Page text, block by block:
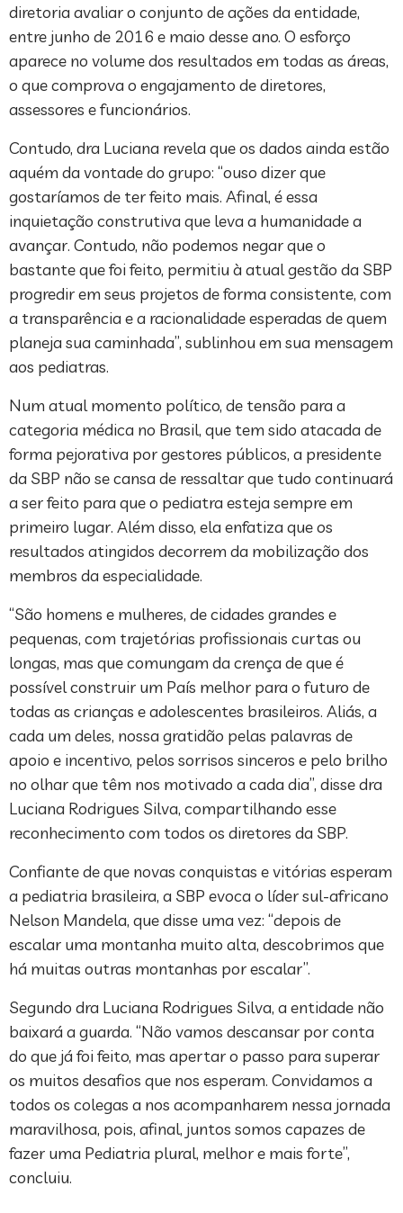
diretoria avaliar o conjunto de ações da entidade,
entre junho de 2016 e maio desse ano. O esforço
aparece no volume dos resultados em todas as áreas,
o que comprova o engajamento de diretores,
assessores e funcionários.
Contudo, dra Luciana revela que os dados ainda estão
aquém da vontade do grupo: “ouso dizer que
gostaríamos de ter feito mais. Afinal, é essa
inquietação construtiva que leva a humanidade a
avançar. Contudo, não podemos negar que o
bastante que foi feito, permitiu à atual gestão da SBP
progredir em seus projetos de forma consistente, com
a transparência e a racionalidade esperadas de quem
planeja sua caminhada”, sublinhou em sua mensagem
aos pediatras.
Num atual momento político, de tensão para a
categoria médica no Brasil, que tem sido atacada de
forma pejorativa por gestores públicos, a presidente
da SBP não se cansa de ressaltar que tudo continuará
a ser feito para que o pediatra esteja sempre em
primeiro lugar. Além disso, ela enfatiza que os
resultados atingidos decorrem da mobilização dos
membros da especialidade.
“São homens e mulheres, de cidades grandes e
pequenas, com trajetórias profissionais curtas ou
longas, mas que comungam da crença de que é
possível construir um País melhor para o futuro de
todas as crianças e adolescentes brasileiros. Aliás, a
cada um deles, nossa gratidão pelas palavras de
apoio e incentivo, pelos sorrisos sinceros e pelo brilho
no olhar que têm nos motivado a cada dia”, disse dra
Luciana Rodrigues Silva, compartilhando esse
reconhecimento com todos os diretores da SBP.
Confiante de que novas conquistas e vitórias esperam
a pediatria brasileira, a SBP evoca o líder sul-africano
Nelson Mandela, que disse uma vez: “depois de
escalar uma montanha muito alta, descobrimos que
há muitas outras montanhas por escalar”.
Segundo dra Luciana Rodrigues Silva, a entidade não
baixará a guarda. “Não vamos descansar por conta
do que já foi feito, mas apertar o passo para superar
os muitos desafios que nos esperam. Convidamos a
todos os colegas a nos acompanharem nessa jornada
maravilhosa, pois, afinal, juntos somos capazes de
fazer uma Pediatria plural, melhor e mais forte”,
concluiu.